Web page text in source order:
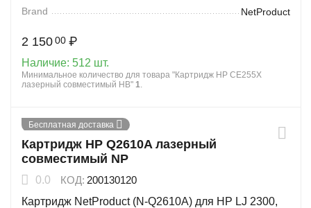
Brand
NetProduct
2 150 00 ₽
Наличие: 512 шт.
Минимальное количество для товара "Картридж HP CE255X
лазерный совместимый HB" 1.
Бесплатная доставка
Картридж HP Q2610A лазерный
совместимый NP
0.0 КОД: 200130120
Картридж NetProduct (N-Q2610A) для HP LJ 2300,